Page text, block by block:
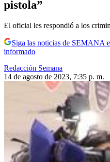
pistola”
El oficial les respondió a los
Siga las noticias de SEMANA
informado
Redacción Semana
14 de agosto de 2023, 7:35 p. m.